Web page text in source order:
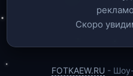
Скоро
FOTKAEW.RU - Шоу-